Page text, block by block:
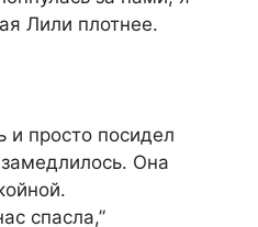
Лили плотнее.
и просто посидел
Она
спасла,”